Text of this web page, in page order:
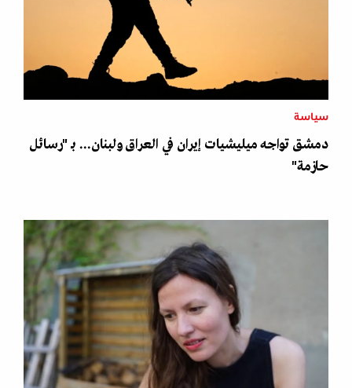
سياسة
دمشق تواجه ميليشيات إيران في العراق ولبنان... بـ "رسائل
حازمة"